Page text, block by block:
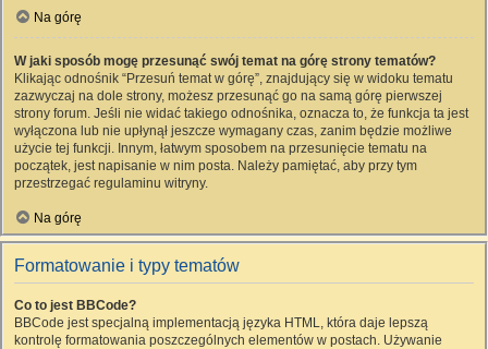
Na górę
W jaki sposób mogę przesunąć swój temat na górę strony tematów?
Klikając odnośnik “Przesuń temat w górę”, znajdujący się w widoku tematu
zazwyczaj na dole strony, możesz przesunąć go na samą górę pierwszej
strony forum. Jeśli nie widać takiego odnośnika, oznacza to, że funkcja ta jest
wyłączona lub nie upłynął jeszcze wymagany czas, zanim będzie możliwe
użycie tej funkcji. Innym, łatwym sposobem na przesunięcie tematu na
początek, jest napisanie w nim posta. Należy pamiętać, aby przy tym
przestrzegać regulaminu witryny.
Na górę
Formatowanie i typy tematów
Co to jest BBCode?
BBCode jest specjalną implementacją języka HTML, która daje lepszą
kontrolę formatowania poszczególnych elementów w postach. Używanie